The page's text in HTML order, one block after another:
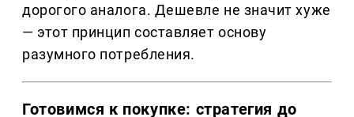
дорогого аналога. Дешевле не значит хуже
— этот принцип составляет основу
разумного потребления.
Готовимся к покупке: стратегия до